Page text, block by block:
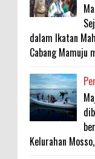
dalam Ikatan
Cabang Mamuju
Kelurahan